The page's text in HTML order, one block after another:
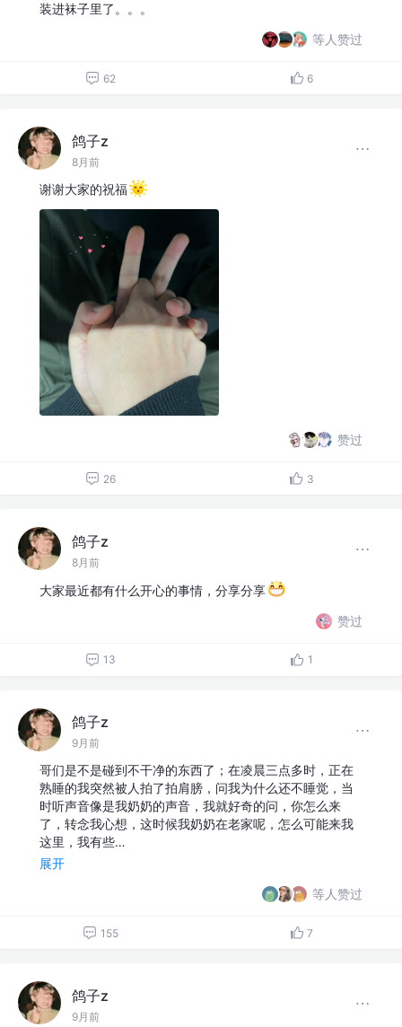
装进袜子里了。。。
等人赞过
62 6
鸽子z
8月前
谢谢大家的祝福
赞过
26 3
鸽子z
8月前
大家最近都有什么开心的事情，分享分享
赞过
13 1
鸽子z
9月前
哥们是不是碰到不干净的东西了；在凌晨三点多时，正在
熟睡的我突然被人拍了拍肩膀，问我为什么还不睡觉，当
时听声音像是我奶奶的声音，我就好奇的问，你怎么来
了，转念我心想，这时候我奶奶在老家呢，怎么可能来我
这里，我有些…
展开
等人赞过
155 7
鸽子z
9月前